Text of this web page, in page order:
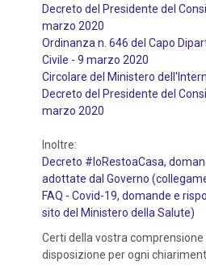
Decreto del Presidente del
marzo 2020
Ordinanza n. 646 del Capo
Civile - 9 marzo 2020
Circolare del Ministero
Decreto del Presidente del
marzo 2020
Inoltre:
Decreto #IoRestoaCasa,
adottate dal Governo
FAQ - Covid-19, domande e
sito del Ministero della Salute)
Certi della vostra
disposizione per ogni